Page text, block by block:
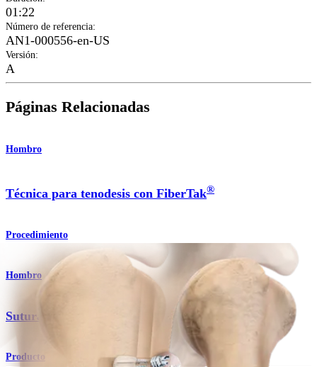
01:22
Número de referencia:
AN1-000556-en-US
Versión:
A
Páginas Relacionadas
Hombro
Técnica para tenodesis con FiberTak®
Procedimiento
Hombro
Sutura SutureTag
Producto